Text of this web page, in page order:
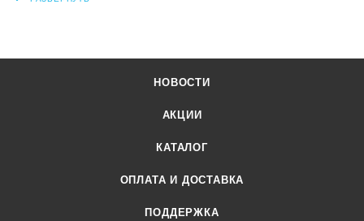
НОВОСТИ
АКЦИИ
КАТАЛОГ
ОПЛАТА И ДОСТАВКА
ПОДДЕРЖКА